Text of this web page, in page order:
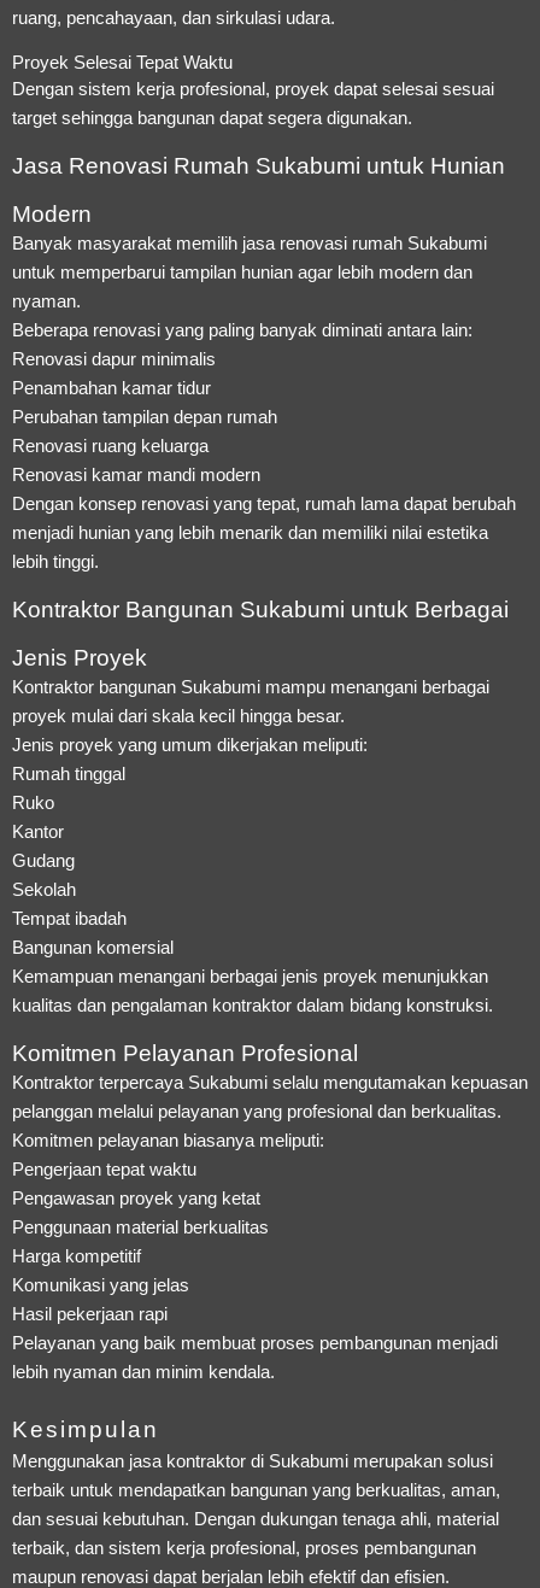
ruang, pencahayaan, dan sirkulasi udara.
Proyek Selesai Tepat Waktu
Dengan sistem kerja profesional, proyek dapat selesai sesuai
target sehingga bangunan dapat segera digunakan.
Jasa Renovasi Rumah Sukabumi untuk Hunian
Modern
Banyak masyarakat memilih jasa renovasi rumah Sukabumi
untuk memperbarui tampilan hunian agar lebih modern dan
nyaman.
Beberapa renovasi yang paling banyak diminati antara lain:
Renovasi dapur minimalis
Penambahan kamar tidur
Perubahan tampilan depan rumah
Renovasi ruang keluarga
Renovasi kamar mandi modern
Dengan konsep renovasi yang tepat, rumah lama dapat berubah
menjadi hunian yang lebih menarik dan memiliki nilai estetika
lebih tinggi.
Kontraktor Bangunan Sukabumi untuk Berbagai
Jenis Proyek
Kontraktor bangunan Sukabumi mampu menangani berbagai
proyek mulai dari skala kecil hingga besar.
Jenis proyek yang umum dikerjakan meliputi:
Rumah tinggal
Ruko
Kantor
Gudang
Sekolah
Tempat ibadah
Bangunan komersial
Kemampuan menangani berbagai jenis proyek menunjukkan
kualitas dan pengalaman kontraktor dalam bidang konstruksi.
Komitmen Pelayanan Profesional
Kontraktor terpercaya Sukabumi selalu mengutamakan kepuasan
pelanggan melalui pelayanan yang profesional dan berkualitas.
Komitmen pelayanan biasanya meliputi:
Pengerjaan tepat waktu
Pengawasan proyek yang ketat
Penggunaan material berkualitas
Harga kompetitif
Komunikasi yang jelas
Hasil pekerjaan rapi
Pelayanan yang baik membuat proses pembangunan menjadi
lebih nyaman dan minim kendala.
Kesimpulan
Menggunakan jasa kontraktor di Sukabumi merupakan solusi
terbaik untuk mendapatkan bangunan yang berkualitas, aman,
dan sesuai kebutuhan. Dengan dukungan tenaga ahli, material
terbaik, dan sistem kerja profesional, proses pembangunan
maupun renovasi dapat berjalan lebih efektif dan efisien.